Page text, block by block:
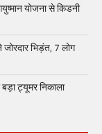
योजना से किडनी
भिड़ंत, 7 लोग
ट्यूमर निकाला